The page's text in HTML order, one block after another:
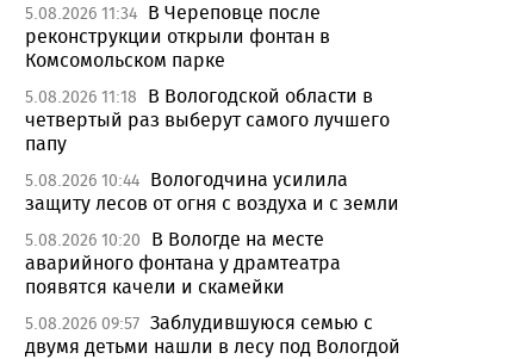
5.08.2026 11:34 В Череповце после
реконструкции открыли фонтан в
Комсомольском парке
5.08.2026 11:18
В Вологодской области в
четвертый раз выберут самого лучшего
папу
5.08.2026 10:44 Вологодчина усилила
защиту лесов от огня с воздуха и с земли
5.08.2026 10:20
В Вологде на месте
аварийного фонтана у драмтеатра
появятся качели и скамейки
5.08.2026 09:57 Заблудившуюся семью с
двумя детьми нашли в лесу под Вологдой